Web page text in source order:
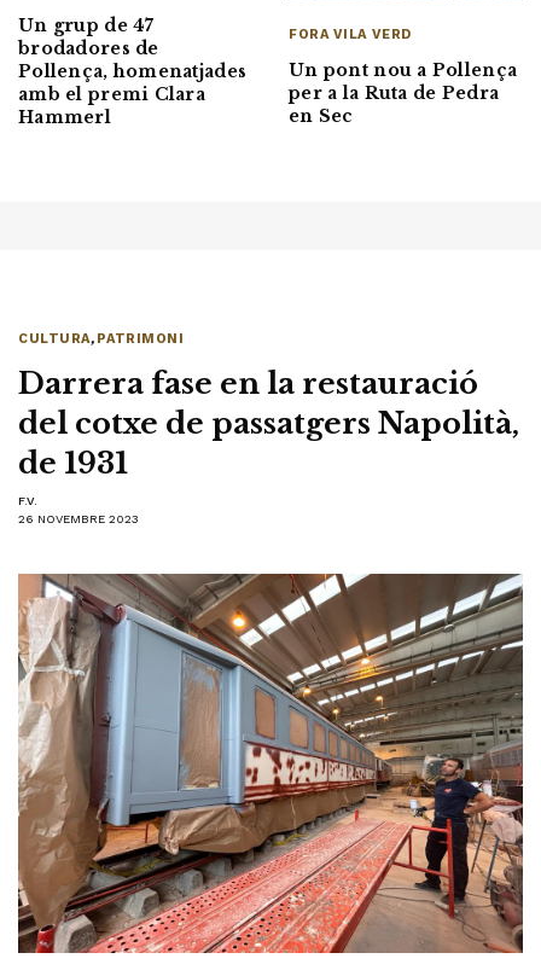
Un grup de 47
brodadores de
Pollença, homenatjades
amb el premi Clara
Hammerl
FORA VILA VERD
Un pont nou a Pollença
per a la Ruta de Pedra
en Sec
CULTURA, PATRIMONI
Darrera fase en la restauració
del cotxe de passatgers Napolità,
de 1931
F.V.
26 NOVEMBRE 2023